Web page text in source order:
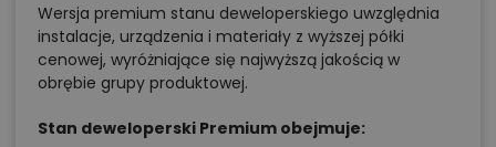
Wersja premium stanu deweloperskiego uwzględnia
instalacje, urządzenia i materiały z wyższej półki
cenowej, wyróżniające się najwyższą jakością w
obrębie grupy produktowej.
Stan deweloperski Premium obejmuje: